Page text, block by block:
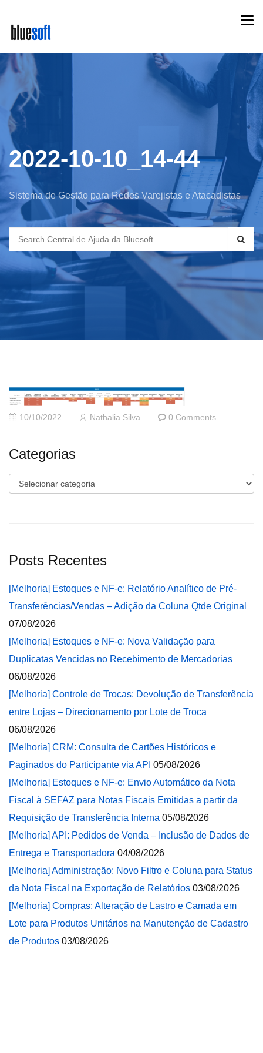
main
content
2022-10-10_14-44
Sistema de Gestão para Redes Varejistas e Atacadistas
Search
for:
10/10/2022 Nathalia Silva 0 Comments
Categorias
Categorias
Posts Recentes
[Melhoria] Estoques e NF-e: Relatório Analítico de Pré-
Transferências/Vendas – Adição da Coluna Qtde Original
07/08/2026
[Melhoria] Estoques e NF-e: Nova Validação para
Duplicatas Vencidas no Recebimento de Mercadorias
06/08/2026
[Melhoria] Controle de Trocas: Devolução de Transferência
entre Lojas – Direcionamento por Lote de Troca
06/08/2026
[Melhoria] CRM: Consulta de Cartões Históricos e
Paginados do Participante via API 05/08/2026
[Melhoria] Estoques e NF-e: Envio Automático da Nota
Fiscal à SEFAZ para Notas Fiscais Emitidas a partir da
Requisição de Transferência Interna 05/08/2026
[Melhoria] API: Pedidos de Venda – Inclusão de Dados de
Entrega e Transportadora 04/08/2026
[Melhoria] Administração: Novo Filtro e Coluna para Status
da Nota Fiscal na Exportação de Relatórios 03/08/2026
[Melhoria] Compras: Alteração de Lastro e Camada em
Lote para Produtos Unitários na Manutenção de Cadastro
de Produtos 03/08/2026